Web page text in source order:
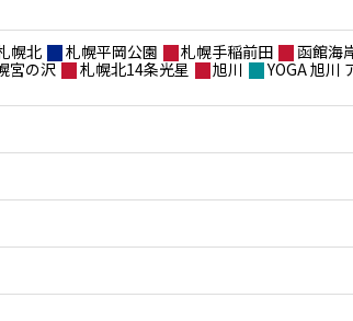
幌北 札幌平岡公園 札幌手稲前田 函館海
宮の沢 札幌北14条光星 旭川 YOGA 旭川